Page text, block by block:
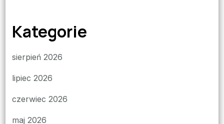
Kategorie
sierpień 2026
lipiec 2026
czerwiec 2026
maj 2026